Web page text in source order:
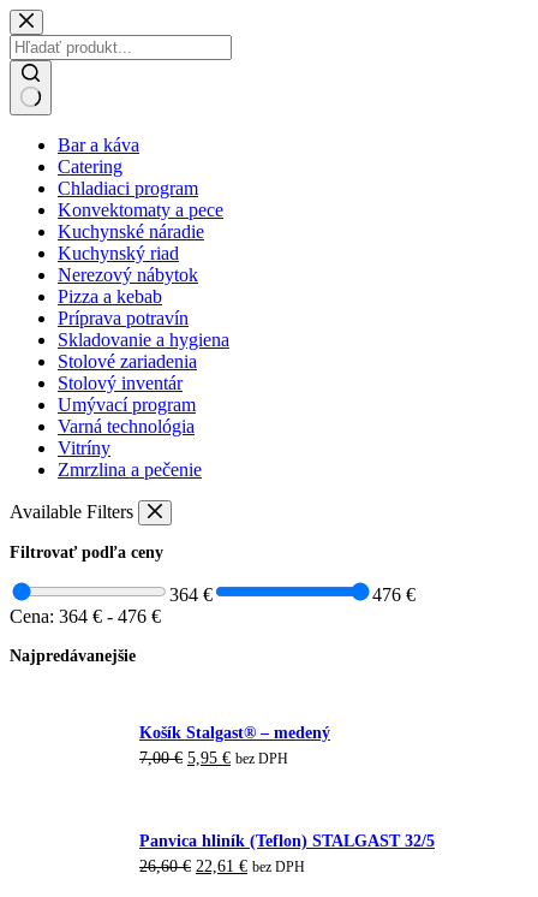
Skip
to
content
results Bar a káva
Catering
Chladiaci program
Konvektomaty a pece
Kuchynské náradie
Kuchynský riad
Nerezový nábytok
Pizza a kebab
Príprava potravín
Skladovanie a hygiena
Stolové zariadenia
Stolový inventár
Umývací program
Varná technológia
Vitríny
Zmrzlina a pečenie
Available Filters
Filtrovať podľa ceny
364 €
476 €
Cena: 364 € - 476 €
Najpredávanejšie
Košík Stalgast® – medený
7,00€ Pôvodná
5,95 €Aktuálna
bez DPH
Panvica hliník (Teflon) STALGAST 32/5
26,60€ Pôvodná
22,61 €Aktuálna
bez DPH